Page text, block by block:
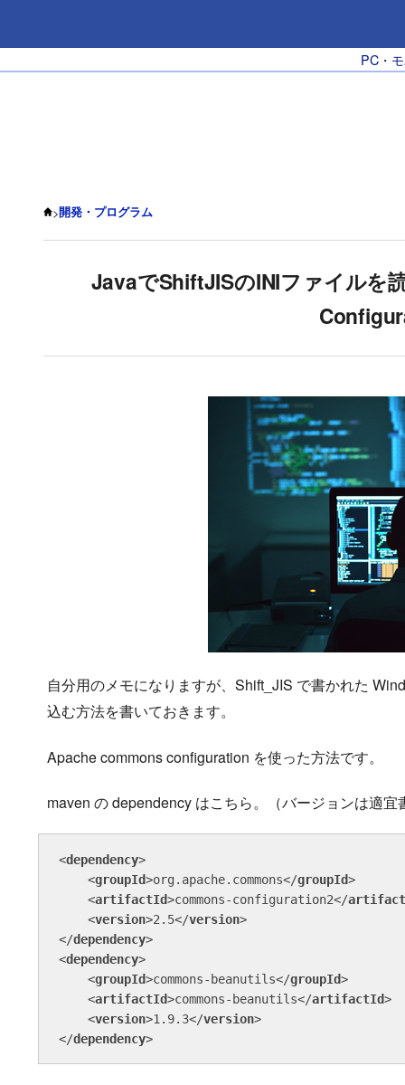
PC・
>開発・プログラム
JavaでShiftJISのINIファイルを
自分用のメモになりますが、Shift_JIS で書かれた
込む方法を書いておきます。
Apache commons configuration を使った方法です。
maven の dependency はこちら。（バージョンは適宜
<dependency>
<groupId>org.apache.commons</groupId>
<artifactId>commons-configuration2</
<version>2.5</version>
</dependency>
<dependency>
<groupId>commons-beanutils</groupId>
<artifactId>commons-beanutils</artifactId>
<version>1.9.3</version>
</dependency>